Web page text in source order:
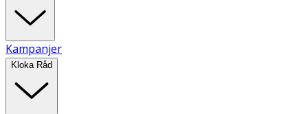
Kampanjer
Kloka Råd